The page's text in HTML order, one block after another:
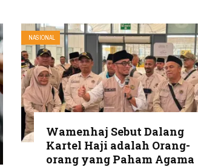
NASIONAL
Wamenhaj Sebut Dalang
Kartel Haji adalah Orang-
orang yang Paham Agama